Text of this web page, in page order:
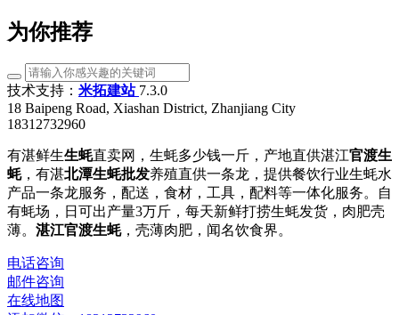
为你推荐
技术支持： 米拓建站 7.3.0
18 Baipeng Road, Xiashan District, Zhanjiang City
18312732960
有湛鲜生生蚝直卖网，生蚝多少钱一斤，产地直供湛江官渡生
蚝，有湛北潭生蚝批发养殖直供一条龙，提供餐饮行业生蚝水
产品一条龙服务，配送，食材，工具，配料等一体化服务。自
有蚝场，日可出产量3万斤，每天新鲜打捞生蚝发货，肉肥壳
薄。 湛江官渡生蚝，壳薄肉肥，闻名饮食界。
电话咨询
邮件咨询
在线地图